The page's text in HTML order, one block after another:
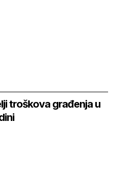
troškova građenja u